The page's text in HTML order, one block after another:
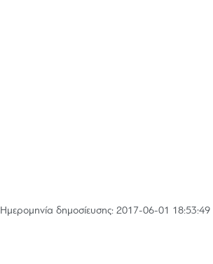
Hμερομηνία δημοσίευσης: 2017-06-01 18:53:49